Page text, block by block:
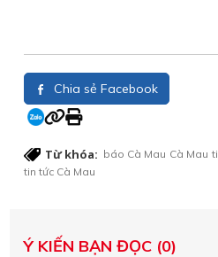
Chia sẻ Facebook
Từ khóa: báo Cà Mau Cà Mau
tin tức Cà Mau
Ý KIẾN BẠN ĐỌC (0)